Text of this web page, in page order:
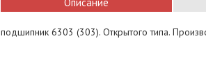
подшипник 6303 (303). Открытого типа.